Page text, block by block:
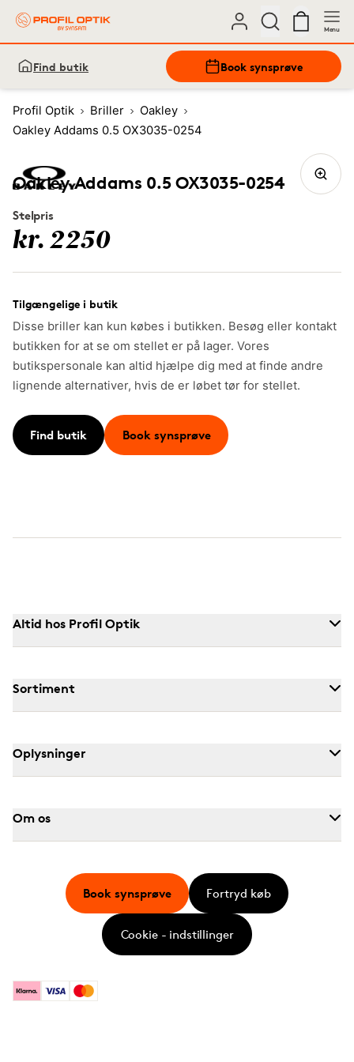
Menu
Find butik Book synsprøve
Profil Optik Briller
Oakley
Oakley Addams 0.5 OX3035-0254
Oakley Addams 0.5 OX3035-0254
Stelpris
kr. 2250
Tilgængelige i butik
Disse briller kan kun købes i butikken. Besøg eller kontakt
butikken for at se om stellet er på lager. Vores
butikspersonale kan altid hjælpe dig med at finde andre
lignende alternativer, hvis de er løbet tør for stellet.
Find butik Book synsprøve
Altid hos Profil Optik
Sortiment
Oplysninger
Om os
KlarnaVisa Mastercard
Book synsprøve Fortryd køb
Cookie - indstillinger